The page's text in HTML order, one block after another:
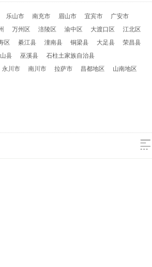
乐山市 南充市 眉山市 宜宾市
广安市
万州区 涪陵区 渝中区 大渡口区
江北区
区 綦江县 潼南县 铜梁县 大足县
荣昌县
县 巫溪县
石柱土家族自治县
永川市 南川市 拉萨市 昌都地区
山南地区